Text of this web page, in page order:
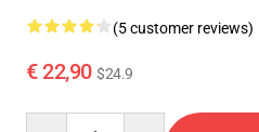
(5 customer reviews)
€ 22,90 $24.9